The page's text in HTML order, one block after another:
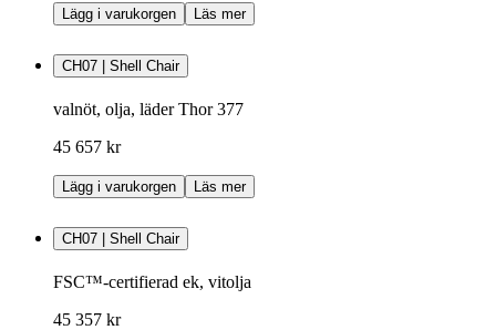
Lägg i varukorgen Läs mer
CH07 | Shell Chair
valnöt, olja, läder Thor 377
45 657 kr
Lägg i varukorgen Läs mer
CH07 | Shell Chair
FSC™-certifierad ek, vitolja
45 357 kr